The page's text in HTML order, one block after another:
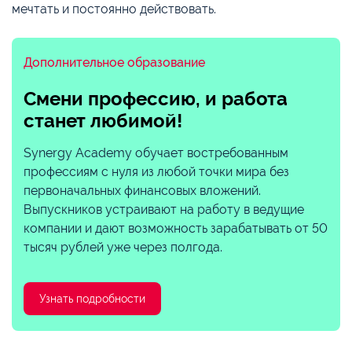
мечтать и постоянно действовать.
Дополнительное образование
Смени профессию, и работа
станет любимой!
Synergy Academy обучает востребованным
профессиям с нуля из любой точки мира без
первоначальных финансовых вложений.
Выпускников устраивают на работу в ведущие
компании и дают возможность зарабатывать от 50
тысяч рублей уже через полгода.
Узнать подробности